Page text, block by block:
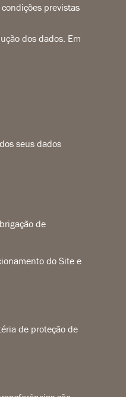
previstas
dos dados. Em
seus dados
de
do Site e
de proteção de